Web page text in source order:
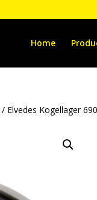
Home
/ Elvedes Kogellager